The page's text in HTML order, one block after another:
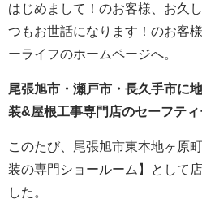
はじめまして！のお客様、お久
つもお世話になります！のお客
ーライフのホームページへ。
尾張旭市・瀬戸市・長久手市に
装&屋根工事専門店のセーフティ
このたび、尾張旭市東本地ヶ原
装の専門ショールーム】として
した。